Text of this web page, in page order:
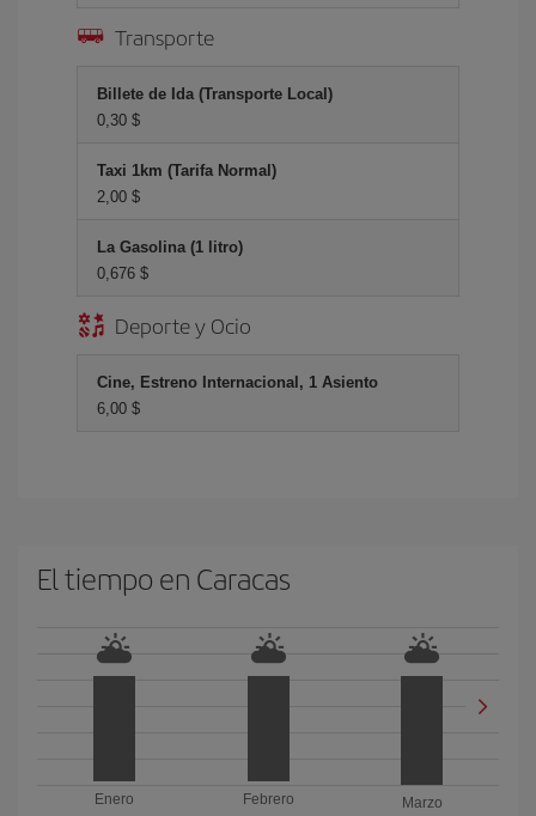
Transporte
Billete de Ida (Transporte Local)
0,30 $
Taxi 1km (Tarifa Normal)
2,00 $
La Gasolina (1 litro)
0,676 $
Deporte y Ocio
Cine, Estreno Internacional, 1 Asiento
6,00 $
El tiempo en Caracas
Enero
Febrero
Marzo